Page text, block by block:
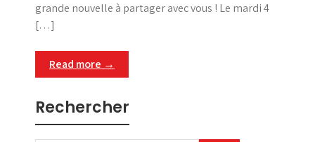
grande nouvelle à partager avec vous ! Le mardi 4
[…]
Read more →
Rechercher